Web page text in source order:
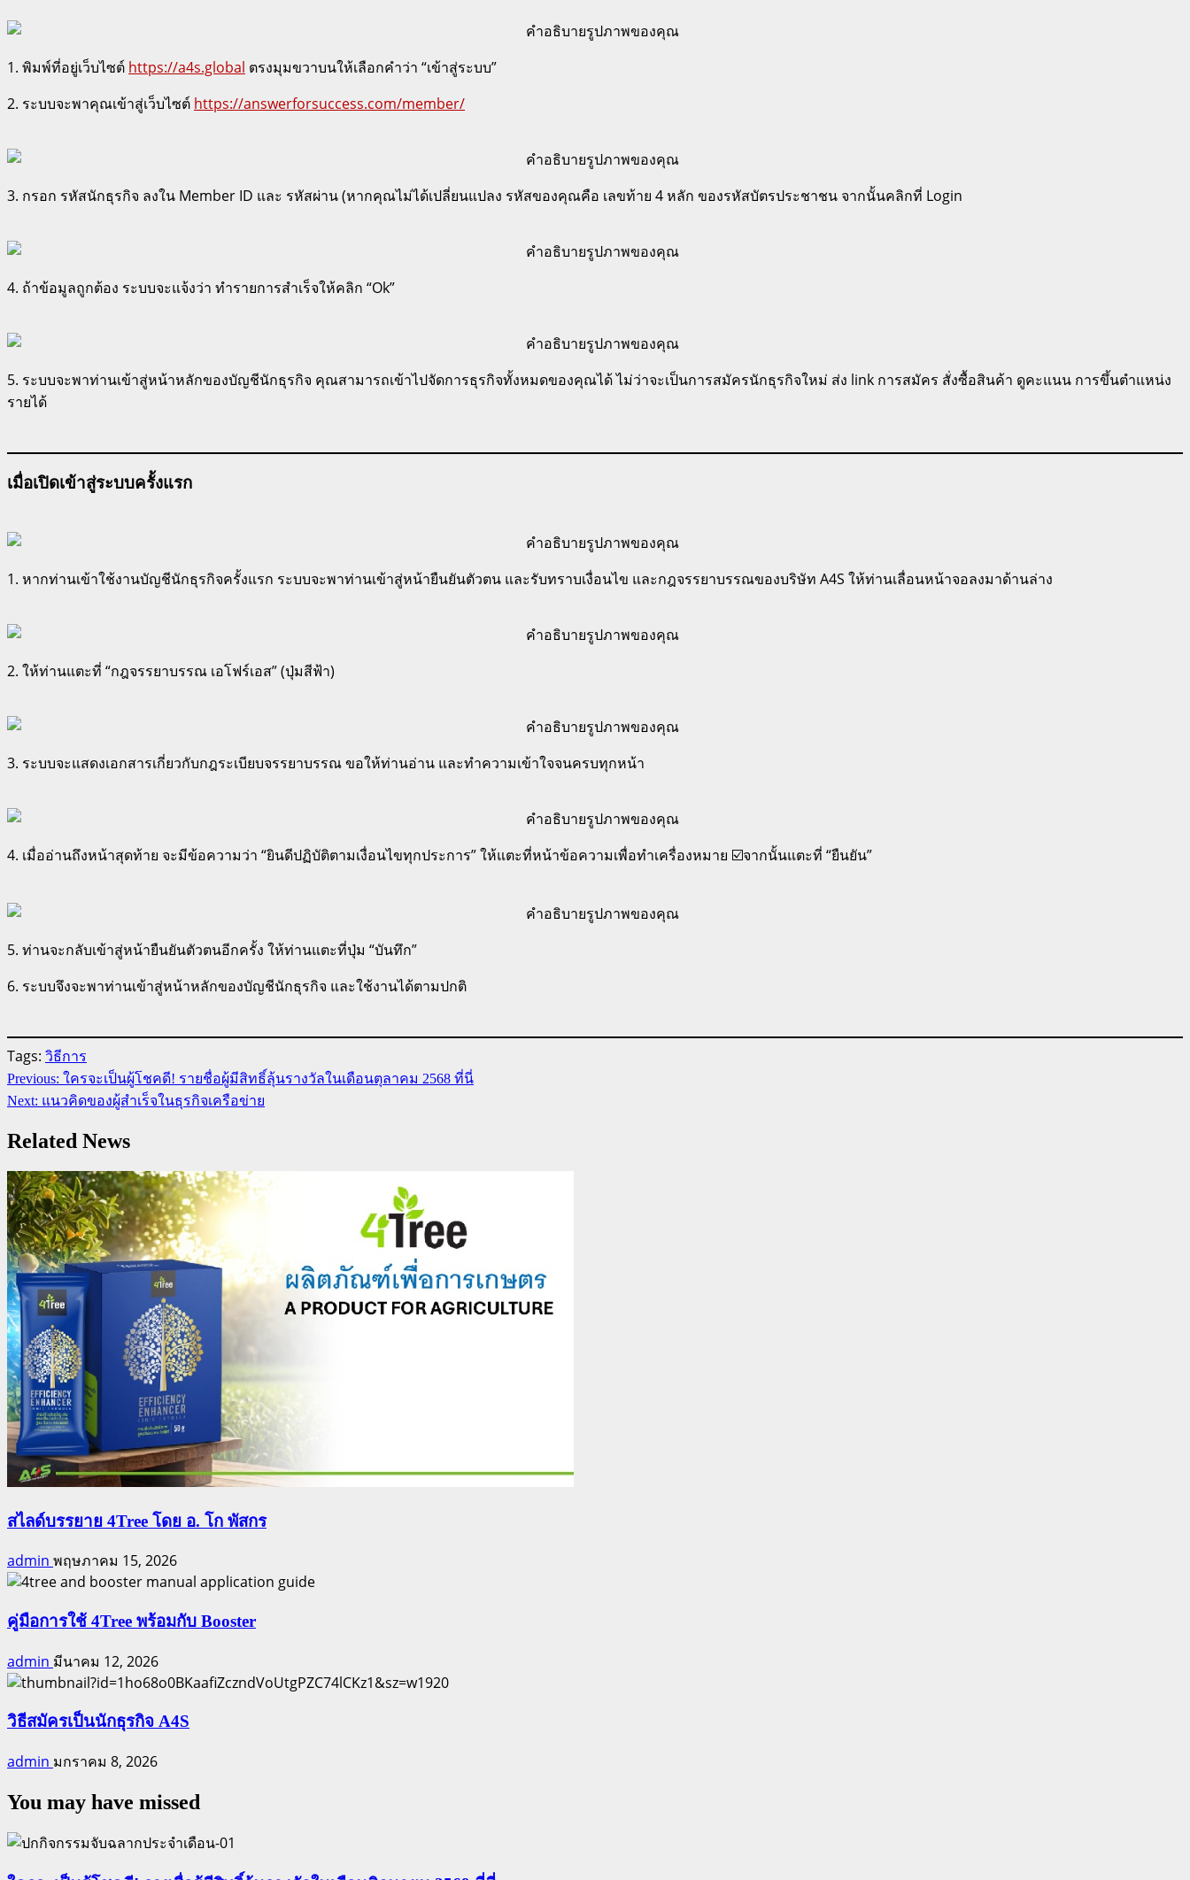
1. พิมพ์ที่อยู่เว็บไซต์ https://a4s.global ตรงมุมขวาบนให้เลือกคำว่า “เข้าสู่ระบบ”
2. ระบบจะพาคุณเข้าสู่เว็บไซต์ https://answerforsuccess.com/member/
3. กรอก รหัสนักธุรกิจ ลงใน Member ID และ รหัสผ่าน (หากคุณไม่ได้เปลี่ยนแปลง รหัสของคุณคือ เลขท้าย 4 หลัก ของรหัสบัตรประชาชน จากนั้นคลิกที่ Login
4. ถ้าข้อมูลถูกต้อง ระบบจะแจ้งว่า ทำรายการสำเร็จให้คลิก “Ok”
5. ระบบจะพาท่านเข้าสู่หน้าหลักของบัญชีนักธุรกิจ คุณสามารถเข้าไปจัดการธุรกิจทั้งหมดของคุณได้ ไม่ว่าจะเป็นการสมัครนักธุรกิจใหม่ ส่ง link การสมัคร สั่งซื้อสินค้า ดูคะแนน การขึ้นตำแหน่ง
รายได้
เมื่อเปิดเข้าสู่ระบบครั้งแรก
1. หากท่านเข้าใช้งานบัญชีนักธุรกิจครั้งแรก ระบบจะพาท่านเข้าสู่หน้ายืนยันตัวตน และรับทราบเงื่อนไข และกฎจรรยาบรรณของบริษัท A4S ให้ท่านเลื่อนหน้าจอลงมาด้านล่าง
2. ให้ท่านแตะที่ “กฎจรรยาบรรณ เอโฟร์เอส” (ปุ่มสีฟ้า)
3. ระบบจะแสดงเอกสารเกี่ยวกับกฎระเบียบจรรยาบรรณ ขอให้ท่านอ่าน และทำความเข้าใจจนครบทุกหน้า
4. เมื่ออ่านถึงหน้าสุดท้าย จะมีข้อความว่า “ยินดีปฏิบัติตามเงื่อนไขทุกประการ” ให้แตะที่หน้าข้อความเพื่อทำเครื่องหมาย ☑️จากนั้นแตะที่ “ยืนยัน”
5. ท่านจะกลับเข้าสู่หน้ายืนยันตัวตนอีกครั้ง ให้ท่านแตะที่ปุ่ม “บันทึก”
6. ระบบจึงจะพาท่านเข้าสู่หน้าหลักของบัญชีนักธุรกิจ และใช้งานได้ตามปกติ
Tags: วิธีการ
Continue
Reading
Previous: ใครจะเป็นผู้โชคดี! รายชื่อผู้มีสิทธิ์ลุ้นรางวัลในเดือนตุลาคม 2568 ที่นี่
Next: แนวคิดของผู้สำเร็จในธุรกิจเครือข่าย
Related News
สไลด์บรรยาย 4Tree โดย อ. โก พัสกร
admin พฤษภาคม 15, 2026
คู่มือการใช้ 4Tree พร้อมกับ Booster
admin มีนาคม 12, 2026
วิธีสมัครเป็นนักธุรกิจ A4S
admin มกราคม 8, 2026
You may have missed